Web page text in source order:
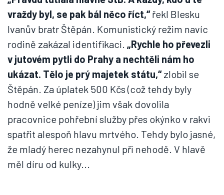
vraždy byl, se pak bál něco říct,“řekl Blesku
Ivanův bratr Štěpán. Komunistický režim navíc
rodině zakázal identifikaci. „Rychle ho převezli
v jutovém pytli do Prahy a nechtěli nám ho
ukázat. Tělo je prý majetek státu,“zlobil se
Štěpán. Za úplatek 500 Kčs (což tehdy byly
hodně velké peníze) jim však dovolila
pracovnice pohřební služby přes okýnko v rakvi
spatřit alespoň hlavu mrtvého. Tehdy bylo jasné,
že mladý herec nezahynul při nehodě. V hlavě
měl díru od kulky...